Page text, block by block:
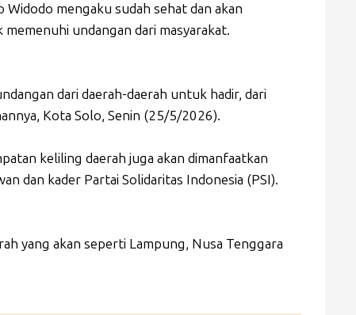
mengaku sudah sehat dan akan
undangan dari masyarakat.
dari daerah-daerah untuk hadir, dari
Kota Solo, Senin (25/5/2026).
keliling daerah juga akan dimanfaatkan
dan kader Partai Solidaritas Indonesia (PSI).
yang akan seperti Lampung, Nusa Tenggara